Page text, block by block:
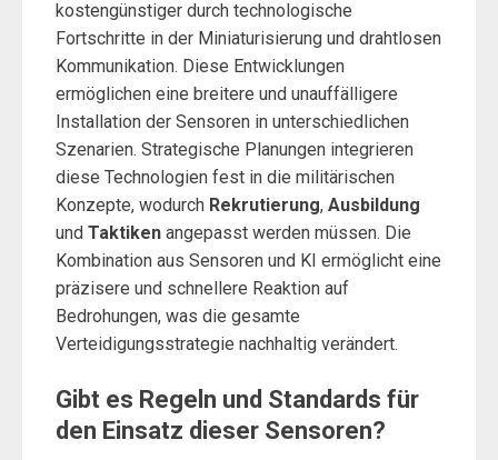
kostengünstiger durch technologische
Fortschritte in der Miniaturisierung und drahtlosen
Kommunikation. Diese Entwicklungen
ermöglichen eine breitere und unauffälligere
Installation der Sensoren in unterschiedlichen
Szenarien. Strategische Planungen integrieren
diese Technologien fest in die militärischen
Konzepte, wodurch Rekrutierung, Ausbildung
und Taktiken angepasst werden müssen. Die
Kombination aus Sensoren und KI ermöglicht eine
präzisere und schnellere Reaktion auf
Bedrohungen, was die gesamte
Verteidigungsstrategie nachhaltig verändert.
Gibt es Regeln und Standards für
den Einsatz dieser Sensoren?